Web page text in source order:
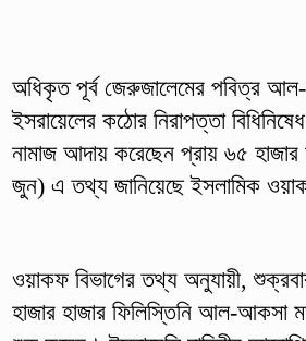
অধিকৃত পূর্ব জেরুজালেমের পবিত্র
ইসরায়েলের কঠোর নিরাপত্তা
নামাজ আদায় করেছেন প্রায় ৬৫
জুন) এ তথ্য জানিয়েছে ইসলামিক
ওয়াকফ বিভাগের তথ্য অনুযায়ী,
হাজার হাজার ফিলিস্তিনি আল-আকসা